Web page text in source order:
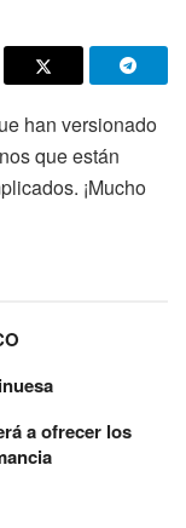
han versionado
que están
¡Mucho
a ofrecer los